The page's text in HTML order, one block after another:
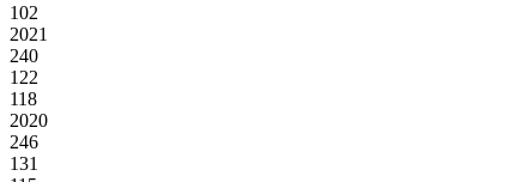
102
2021
240
122
118
2020
246
131